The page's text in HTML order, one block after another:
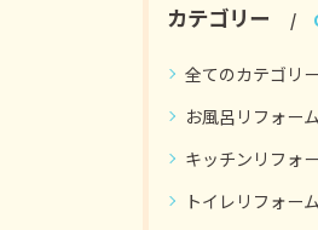
カテゴリー
全てのカテゴリー
お風呂リフォーム
キッチンリフォ
トイレリフォーム